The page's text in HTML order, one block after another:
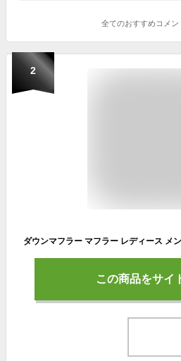
全てのおすすめコメン
2
この商品をサイ